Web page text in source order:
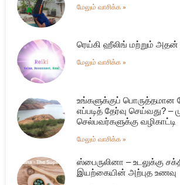
மேலும் வாசிக்க »
ரெய்கி ஹீலிங் மற்றும்
மேலும் வாசிக்க »
உங்களுக்குப் பொருத்தமான
எப்படித் தேர்வு செய்வது? –
செல்பவர்களுக்கு வழிகாட்டி
மேலும் வாசிக்க »
ஸ்பைருலினா – உடலுக்கு
இயற்கையின் அற்புத உணவு